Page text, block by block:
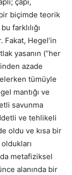
biçimde teorik
farklılığı
Fakat, Hegel’in
yasanın (“her
azade
tümüyle
mantığı ve
savunma
ve tehlikeli
oldu ve kısa bir
oldukları
metafiziksel
alanında bir